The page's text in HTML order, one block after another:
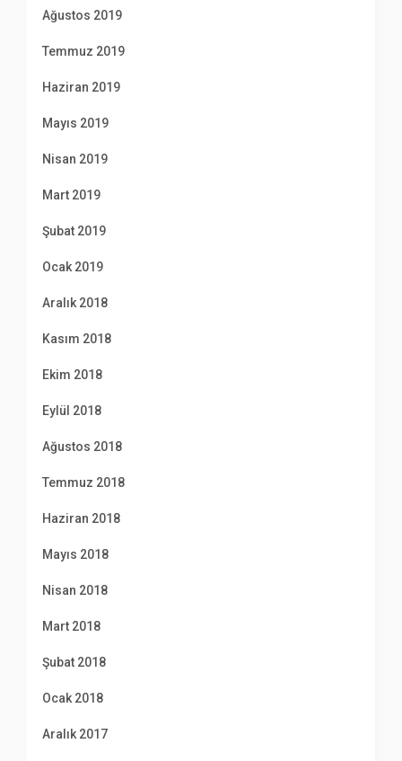
Ağustos 2019
Temmuz 2019
Haziran 2019
Mayıs 2019
Nisan 2019
Mart 2019
Şubat 2019
Ocak 2019
Aralık 2018
Kasım 2018
Ekim 2018
Eylül 2018
Ağustos 2018
Temmuz 2018
Haziran 2018
Mayıs 2018
Nisan 2018
Mart 2018
Şubat 2018
Ocak 2018
Aralık 2017